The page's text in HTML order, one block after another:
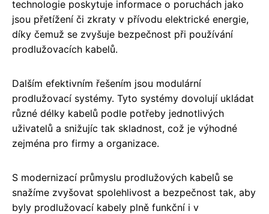
technologie poskytuje informace o poruchách jako
jsou přetížení či zkraty v přívodu elektrické energie,
díky čemuž se zvyšuje bezpečnost při používání
prodlužovacích kabelů.
Dalším efektivním řešením jsou modulární
prodlužovací systémy. Tyto systémy dovolují ukládat
různé délky kabelů podle potřeby jednotlivých
uživatelů a snižujíc tak skladnost, což je výhodné
zejména pro firmy a organizace.
S modernizací průmyslu prodlužových kabelů se
snažíme zvyšovat spolehlivost a bezpečnost tak, aby
byly prodlužovací kabely plně funkční i v